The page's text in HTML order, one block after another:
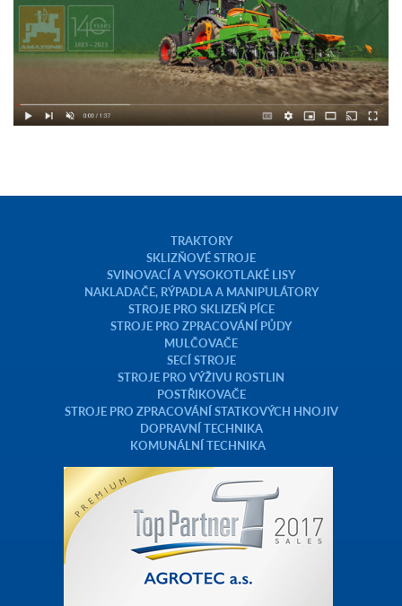
TRAKTORY
SKLIZŇOVÉ STROJE
SVINOVACÍ A VYSOKOTLAKÉ LISY
NAKLADAČE, RÝPADLA A MANIPULÁTORY
STROJE PRO SKLIZEŇ PÍCE
STROJE PRO ZPRACOVÁNÍ PŮDY
MULČOVAČE
SECÍ STROJE
STROJE PRO VÝŽIVU ROSTLIN
POSTŘIKOVAČE
STROJE PRO ZPRACOVÁNÍ STATKOVÝCH HNOJIV
DOPRAVNÍ TECHNIKA
KOMUNÁLNÍ TECHNIKA